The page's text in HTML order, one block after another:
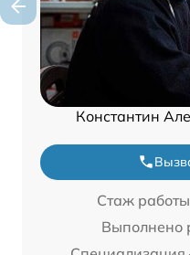
Константин
Стаж
Выполнено